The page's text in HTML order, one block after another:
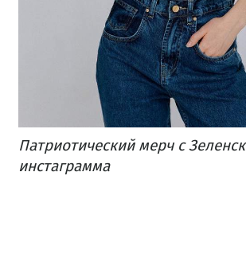
Патриотический мерч с
инстаграмма